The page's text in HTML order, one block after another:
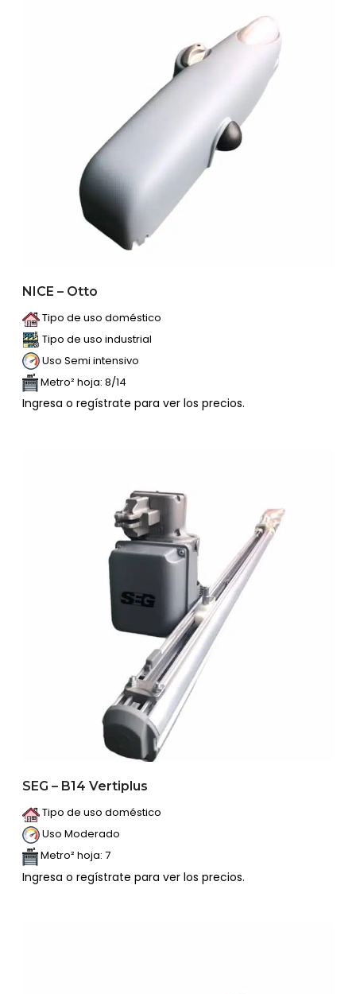
NICE – Otto
Tipo de uso doméstico
Tipo de uso industrial
Uso Semi intensivo
Metro² hoja: 8/14
Ingresa o regístrate para ver los precios.
SEG – B14 Vertiplus
Tipo de uso doméstico
Uso Moderado
Metro² hoja: 7
Ingresa o regístrate para ver los precios.